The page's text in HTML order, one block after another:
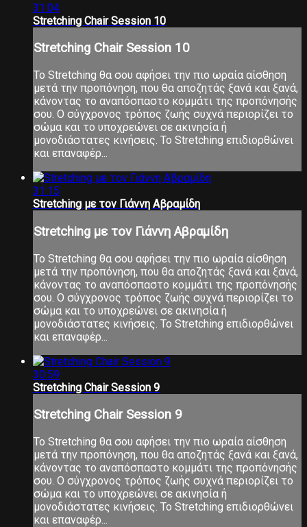
31:04
Stretching Chair Session 10
Stretching Chair Session 10
Το Stretching θα σου αφήσει την πιο ωραία αίσθηση
μετά την προπόνηση, που θα αποζητάς ξανά και ξανά,
κάνοντας το αναπόσπαστο κομμάτι της προπόνησής
σου. Ο σύγχρονος τρόπος ζωής συχνά περιορίζει το
σώμα και το υποχρεώνει σε ακινησία ή
μονοδιάστατες κινήσεις. Το Stretching επιδιορθώνει
και επαναφέρ...
31:15
Stretching με τον Γιάννη Αβραμίδη
Stretching με τον Γιάννη Αβραμίδη
Το Stretching θα σου αφήσει την πιο ωραία αίσθηση
μετά την προπόνηση, που θα αποζητάς ξανά και ξανά,
κάνοντας το αναπόσπαστο κομμάτι της προπόνησής
σου. Ο σύγχρονος τρόπος ζωής συχνά περιορίζει το
σώμα και το υποχρεώνει σε ακινησία ή
μονοδιάστατες κινήσεις. Το Stretching επιδιορθώνει
και επαναφέρ...
30:59
Stretching Chair Session 9
Stretching Chair Session 9
Το Stretching θα σου αφήσει την πιο ωραία αίσθηση
μετά την προπόνηση, που θα αποζητάς ξανά και ξανά,
κάνοντας το αναπόσπαστο κομμάτι της προπόνησής
σου. Ο σύγχρονος τρόπος ζωής συχνά περιορίζει το
σώμα και το υποχρεώνει σε ακινησία ή
μονοδιάστατες κινήσεις. Το Stretching επιδιορθώνει
και επαναφέρ...